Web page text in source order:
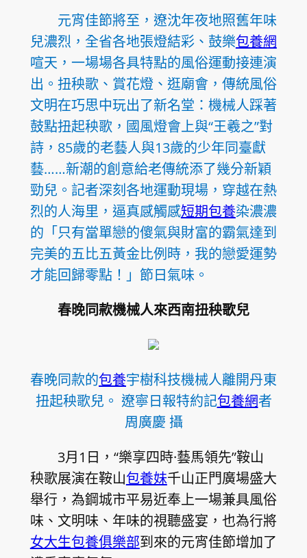
元宵佳節將至，遼沈年夜地照舊年味
兒濃烈，全省各地張燈結彩、鼓樂包養網
喧天，一場場各具特點的風俗運動接連演
出。扭秧歌、賞花燈、逛廟會，傳統風俗
文明在巧思中玩出了新名堂：機械人踩著
鼓點扭起秧歌，國風燈會上與“王羲之”對
詩，85歲的老藝人與13歲的少年同臺獻
藝……新潮的創意給老傳統添了幾分新穎
勁兒。記者深刻各地運動現場，穿越在熱
烈的人海里，逼真感觸感短期包養染濃濃
的「只有當單戀的傻氣與財富的霸氣達到
完美的五比五黃金比例時，我的戀愛運勢
才能回歸零點！」節日氣味。
春晚同款機械人來西南扭秧歌兒
春晚同款的包養宇樹科技機械人離開丹東
扭起秧歌兒。 遼寧日報特約記包養網者
周廣慶 攝
3月1日，“樂享四時·藝馬領先”鞍山
秧歌展演在鞍山包養妹千山正門廣場盛大
舉行，為鋼城市平易近奉上一場兼具風俗
味、文明味、年味的視聽盛宴，也為行將
女大生包養俱樂部到來的元宵佳節增加了